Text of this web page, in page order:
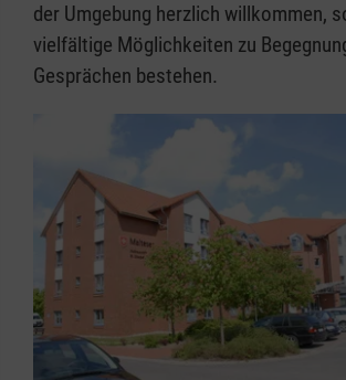
der Umgebung herzlich willkommen,
vielfältige Möglichkeiten zu
Gesprächen bestehen.